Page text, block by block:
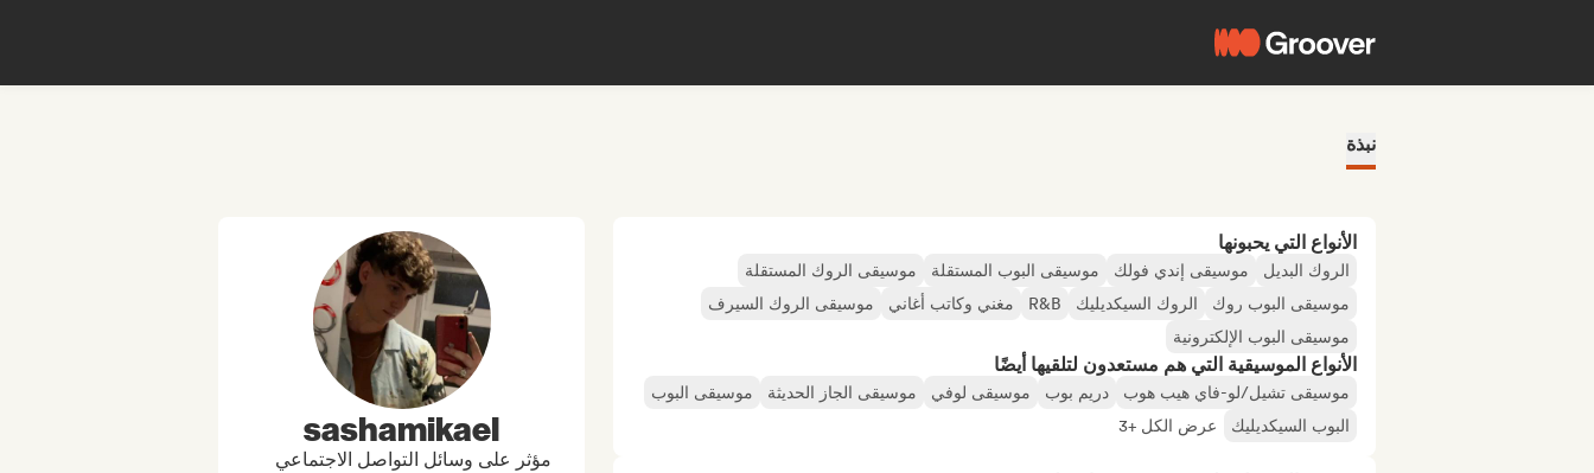
نبذة
الأنواع التي يحبونها
الروك البديل موسيقى إندي فولك موسيقى البوب المستقلة
موسيقى الروك المستقلة
موسيقى البوب روك
الروك السيكديليك R&B مغني وكاتب أغاني
موسيقى الروك السيرف
موسيقى البوب الإلكترونية
الأنواع الموسيقية التي هم مستعدون لتلقيها أيضًا
موسيقى تشيل/لو-فاي هيب هوب دريم بوب موسيقى لوفي موسيقى الجاز الحديثة
موسيقى البوب
البوب السيكديليك
عرض الكل +3 sashamikael
مؤثر على وسائل التواصل الاجتماعي